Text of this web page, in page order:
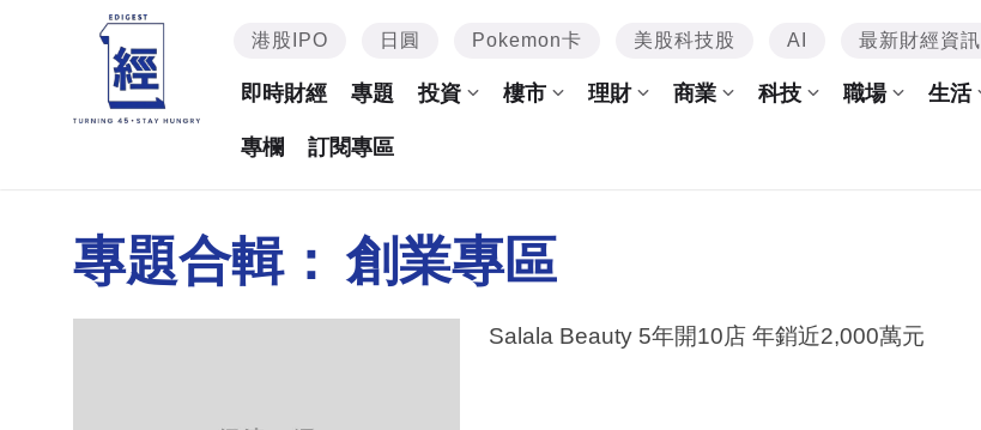
港股IPO 日圓 Pokemon卡 美股科技股 AI 最新財經資訊
即時財經 專題 投資 樓市 理財 商業 科技 職場 生活
專欄 訂閱專區
專題合輯： 創業專區
Salala Beauty 5年開10店 年銷近2,000萬元